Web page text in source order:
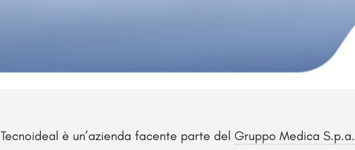
Tecnoideal è un’azienda facente parte del Gruppo Medica S.p.a.